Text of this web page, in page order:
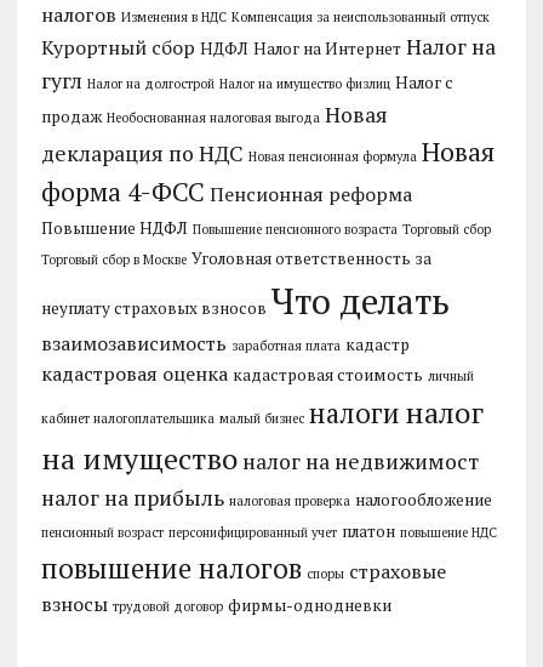
налогов Изменения в НДС Компенсация за неиспользованный отпуск
Курортный сбор НДФЛ Налог на Интернет Налог на
гугл Налог на долгострой Налог на имущество физлиц Налог с
продаж Необоснованная налоговая выгода Новая
декларация по НДС Новая пенсионная формула Новая
форма 4-ФСС Пенсионная реформа
Повышение НДФЛ Повышение пенсионного возраста Торговый сбор
Торговый сбор в Москве Уголовная ответственность за
неуплату страховых взносов Что делать
взаимозависимость заработная плата кадастр
кадастровая оценка кадастровая стоимость личный
кабинет налогоплательщика малый бизнес налоги налог
на имущество налог на недвижимост
налог на прибыль налоговая проверка налогообложение
пенсионный возраст персонифицированный учет платон повышение НДС
повышение налогов споры страховые
взносы трудовой договор фирмы-однодневки